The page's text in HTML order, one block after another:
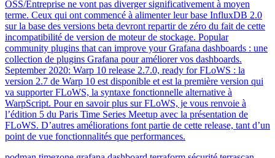
OSS/Entreprise ne vont pas diverger significativement à moyen
terme. Ceux qui ont commencé à alimenter leur base InfluxDB 2.0
sur la base des versions beta devront repartir de zéro du fait de cette
incompatibilité de version de moteur de stockage. Popular
community plugins that can improve your Grafana dashboards : une
collection de plugins Grafana pour améliorer vos dashboards.
September 2020: Warp 10 release 2.7.0, ready for FLoWS : la
version 2.7 de Warp 10 est disponible et est la première version qui
va supporter FLoWS, la syntaxe fonctionnelle alternative à
WarpScript. Pour en savoir plus sur FLoWS, je vous renvoie à
l’édition 5 du Paris Time Series Meetup avec la présentation de
FLoWS. D’autres améliorations font partie de cette release, tant d’un
point de vue fonctionnalités que performances.